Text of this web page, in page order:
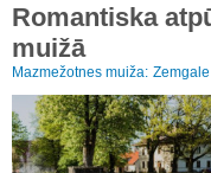
Romantiska
muižā
Mazmežotnes muiža: Zemgale